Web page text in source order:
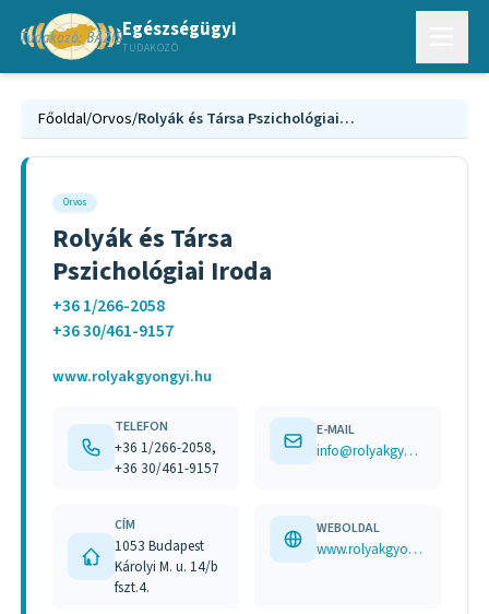
Egészségügyi
TUDAKOZÓ
Főoldal/Orvos/ Rolyák és Társa Pszichológiai Iroda
Orvos
Rolyák és Társa
Pszichológiai Iroda
+36 1/266-2058
+36 30/461-9157
www.rolyakgyongyi.hu
TELEFON
+36 1/266-2058,
+36 30/461-9157
E-MAIL
info@rolyakgyongyi.hu
CÍM
1053 Budapest
Károlyi M. u. 14/b
fszt.4.
WEBOLDAL
www.rolyakgyongyi.hu